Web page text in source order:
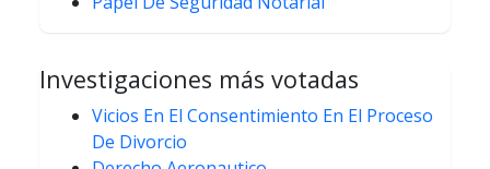
Investigaciones más votadas
Vicios En El Consentimiento En El Proceso
De Divorcio